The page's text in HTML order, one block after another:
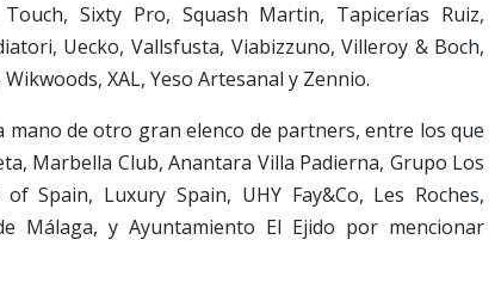
Sixty Pro, Squash Martin, Tapicerías Ruiz,
Uecko, Vallsfusta, Viabizzuno, Villeroy & Boch,
XAL, Yeso Artesanal y Zennio.
mano de otro gran elenco de partners, entre los que
Marbella Club, Anantara Villa Padierna, Grupo Los
Spain, Luxury Spain, UHY Fay&Co, Les Roches,
Málaga, y Ayuntamiento El Ejido por mencionar